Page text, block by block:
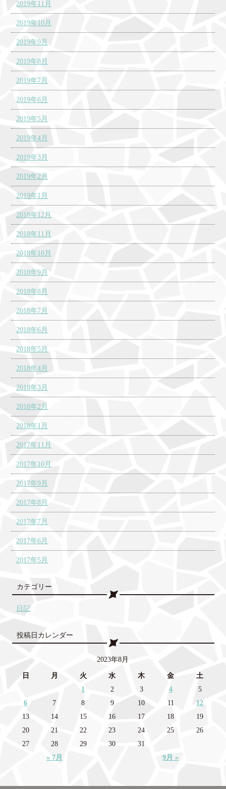
2019年11月
2019年10月
2019年9月
2019年8月
2019年7月
2019年6月
2019年5月
2019年4月
2019年3月
2019年2月
2019年1月
2018年12月
2018年11月
2018年10月
2018年9月
2018年8月
2018年7月
2018年6月
2018年5月
2018年4月
2018年3月
2018年2月
2018年1月
2017年11月
2017年10月
2017年9月
2017年8月
2017年7月
2017年6月
2017年5月
カテゴリー
日記
投稿日カレンダー
2023年8月
日 月 火 水 木 金 土
« 7月 9月 »
1 2 3 4
5
6
7 8 9 10 11
12
13
14 15 16 17 18
19
20
21 22 23 24 25
26
27
28 29 30 31